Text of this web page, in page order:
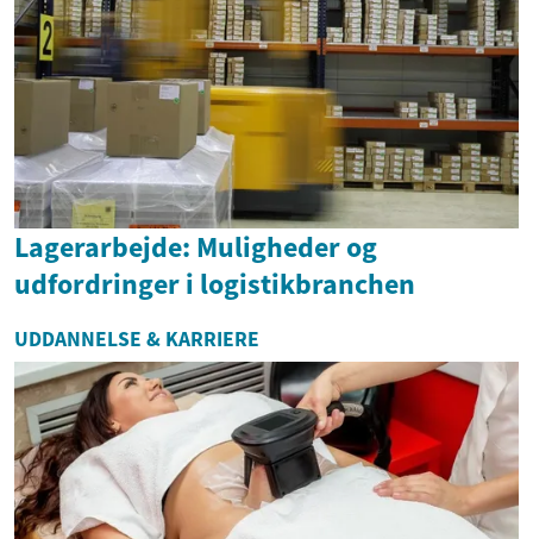
Lagerarbejde: Muligheder og
udfordringer i logistikbranchen
UDDANNELSE & KARRIERE